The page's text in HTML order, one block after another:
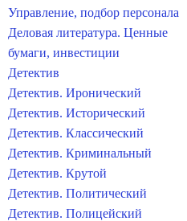
Управление, подбор персонала
Деловая литература. Ценные
бумаги, инвестиции
Детектив
Детектив. Иронический
Детектив. Исторический
Детектив. Классический
Детектив. Криминальный
Детектив. Крутой
Детектив. Политический
Детектив. Полицейский